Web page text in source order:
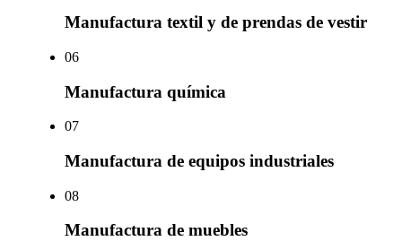
Manufactura textil y de prendas de vestir
06
Manufactura química
07
Manufactura de equipos industriales
08
Manufactura de muebles